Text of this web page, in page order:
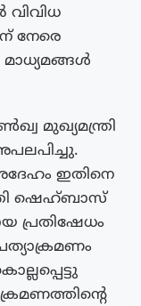
നേരെ
മുഖ്യമന്ത്രി
ഇതിനെ
ഷെഹ്ബാസ്
പ്രതിഷേധം